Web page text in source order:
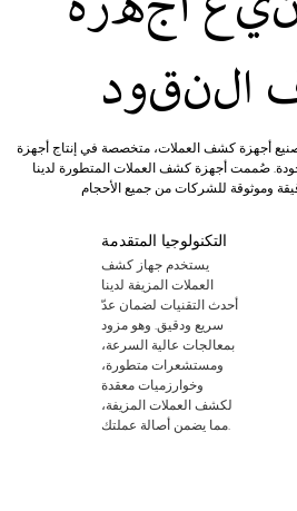
أجهزة
أجهزة كشف العملات، متخصصة في إنتاج أجهزة
صُممت أجهزة كشف العملات المتطورة لدينا
التكنولوجيا المتقدمة
يستخدم جهاز كشف
العملات المزيفة لدينا
أحدث التقنيات لضمان عدّ
سريع ودقيق. وهو مزود
بمعالجات عالية السرعة،
ومستشعرات متطورة،
وخوارزميات معقدة
لكشف العملات المزيفة،
مما يضمن أصالة عملتك.